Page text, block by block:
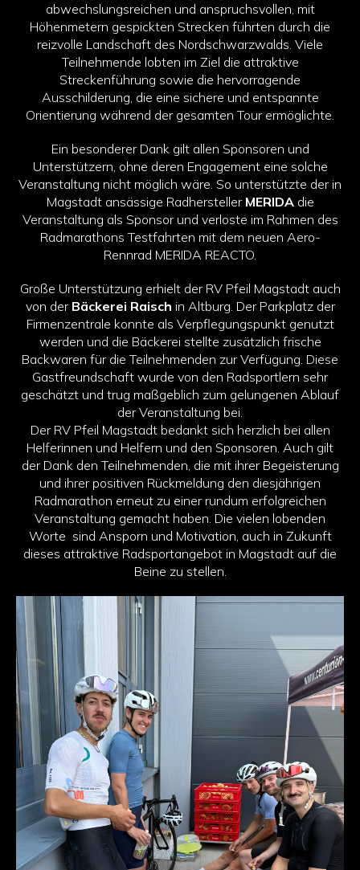
abwechslungsreichen und anspruchsvollen, mit
Höhenmetern gespickten Strecken führten durch die
reizvolle Landschaft des Nordschwarzwalds. Viele
Teilnehmende lobten im Ziel die attraktive
Streckenführung sowie die hervorragende
Ausschilderung, die eine sichere und entspannte
Orientierung während der gesamten Tour ermöglichte.
Ein besonderer Dank gilt allen Sponsoren und
Unterstützern, ohne deren Engagement eine solche
Veranstaltung nicht möglich wäre. So unterstützte der in
Magstadt ansässige Radhersteller MERIDAdie
Veranstaltung als Sponsor und verloste im Rahmen des
Radmarathons Testfahrten mit dem neuen Aero-
Rennrad MERIDA REACTO.
Große Unterstützung erhielt der RV Pfeil Magstadt auch
von der Bäckerei Raisch in Altburg. Der Parkplatz der
Firmenzentrale konnte als Verpflegungspunkt genutzt
werden und die Bäckerei stellte zusätzlich frische
Backwaren für die Teilnehmenden zur Verfügung. Diese
Gastfreundschaft wurde von den Radsportlern sehr
geschätzt und trug maßgeblich zum gelungenen Ablauf
der Veranstaltung bei.
Der RV Pfeil Magstadt bedankt sich herzlich bei allen
Helferinnen und Helfern und den Sponsoren. Auch gilt
der Dank den Teilnehmenden, die mit ihrer Begeisterung
und ihrer positiven Rückmeldung den diesjährigen
Radmarathon erneut zu einer rundum erfolgreichen
Veranstaltung gemacht haben. Die vielen lobenden
Worte sind Ansporn und Motivation, auch in Zukunft
dieses attraktive Radsportangebot in Magstadt auf die
Beine zu stellen.